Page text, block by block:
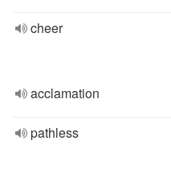
cheer
acclamation
pathless